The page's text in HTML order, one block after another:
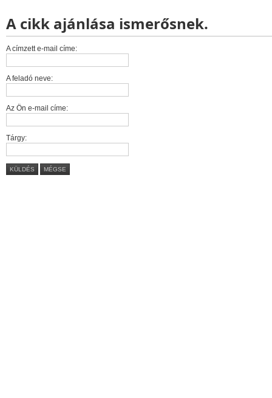
A cikk ajánlása ismerősnek.
A címzett e-mail címe:
A feladó neve:
Az Ön e-mail címe:
Tárgy:
KÜLDÉS MÉGSE